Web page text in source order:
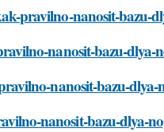
pravilno-nanosit-bazu-
nanosit-bazu-dlya-
nanosit-bazu-dlya-
nanosit-bazu-dlya-